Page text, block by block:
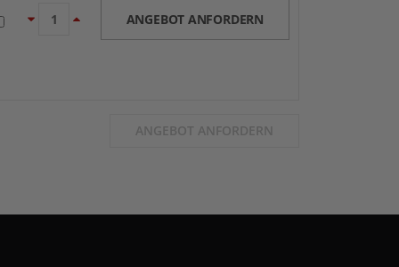
ANGEBOT ANFORDERN
ANGEBOT ANFORDERN